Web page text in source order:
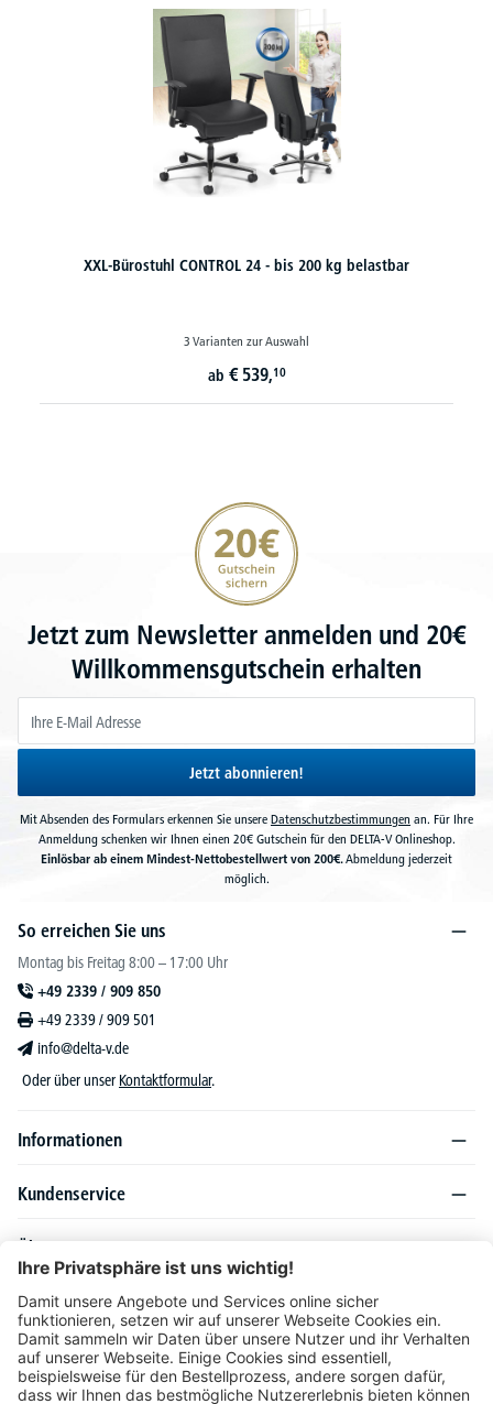
XXL-Bürostuhl CONTROL 24 - bis 200 kg belastbar
3 Varianten zur Auswahl
ab € 539,10
20€ Gutschein sichern
Jetzt zum Newsletter anmelden und 20€
Willkommensgutschein erhalten
Jetzt abonnieren!
Mit Absenden des Formulars erkennen Sie unsere Datenschutzbestimmungen an. Für Ihre
Anmeldung schenken wir Ihnen einen 20€ Gutschein für den DELTA-V Onlineshop.
Einlösbar ab einem Mindest-Nettobestellwert von 200€.Abmeldung jederzeit
möglich.
So erreichen Sie uns
Montag bis Freitag 8:00 – 17:00 Uhr
+49 2339 / 909 850
+49 2339 / 909 501
info@delta-v.de
Oder über unser Kontaktformular.
Informationen
Kundenservice
Über DELTA-V
Produktsortiment
Ratgeber